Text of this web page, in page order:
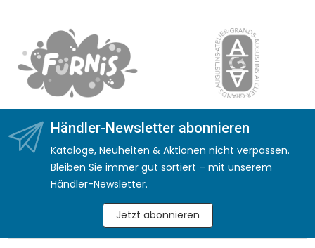
Händler-Newsletter abonnieren
Kataloge, Neuheiten & Aktionen nicht verpassen.
Bleiben Sie immer gut sortiert – mit unserem
Händler-Newsletter.
Jetzt abonnieren